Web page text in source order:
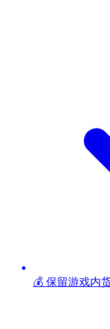
💰 保留游戏内